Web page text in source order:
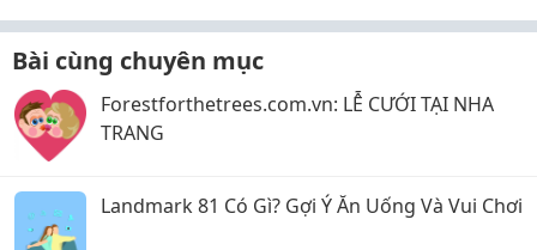
Bài cùng chuyên mục
Forestforthetrees.com.vn: LỄ CƯỚI TẠI NHA
TRANG
Landmark 81 Có Gì? Gợi Ý Ăn Uống Và Vui Chơi